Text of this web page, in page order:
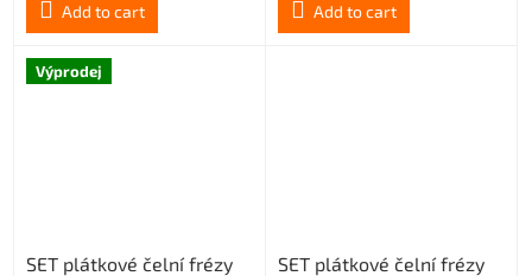
Add to cart
Add to cart
Výprodej
SET plátkové čelní frézy
SET plátkové čelní frézy